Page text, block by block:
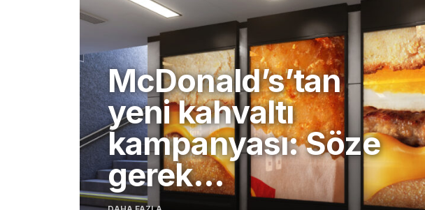
McDonald’s’tan
yeni kahvaltı
kampanyası: Söze
gerek…